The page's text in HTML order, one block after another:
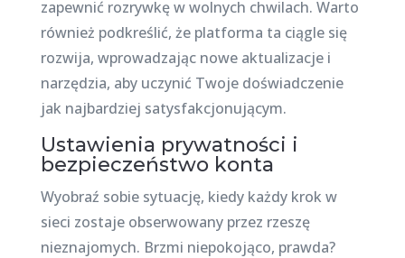
zapewnić rozrywkę w wolnych chwilach. Warto
również podkreślić, że platforma ta ciągle się
rozwija, wprowadzając nowe aktualizacje i
narzędzia, aby uczynić Twoje doświadczenie
jak najbardziej satysfakcjonującym.
Ustawienia prywatności i
bezpieczeństwo konta
Wyobraź sobie sytuację, kiedy każdy krok w
sieci zostaje obserwowany przez rzeszę
nieznajomych. Brzmi niepokojąco, prawda?